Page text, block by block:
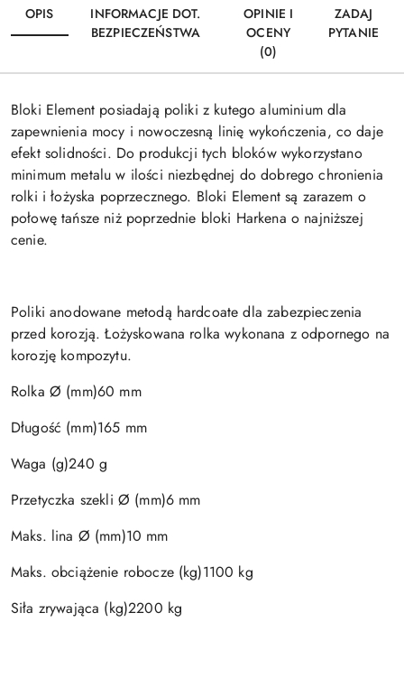
OPIS
INFORMACJE DOT.
BEZPIECZEŃSTWA
OPINIE I
OCENY
(0)
ZADAJ
PYTANIE
Bloki Element posiadają poliki z kutego aluminium dla
zapewnienia mocy i nowoczesną linię wykończenia, co daje
efekt solidności. Do produkcji tych bloków wykorzystano
minimum metalu w ilości niezbędnej do dobrego chronienia
rolki i łożyska poprzecznego. Bloki Element są zarazem o
połowę tańsze niż poprzednie bloki Harkena o najniższej
cenie.
Poliki anodowane metodą hardcoate dla zabezpieczenia
przed korozją. Łożyskowana rolka wykonana z odpornego na
korozję kompozytu.
Rolka Ø (mm)60 mm
Długość (mm)165 mm
Waga (g)240 g
Przetyczka szekli Ø (mm)6 mm
Maks. lina Ø (mm)10 mm
Maks. obciążenie robocze (kg)1100 kg
Siła zrywająca (kg)2200 kg